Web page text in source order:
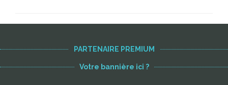
PARTENAIRE PREMIUM
Votre bannière ici ?